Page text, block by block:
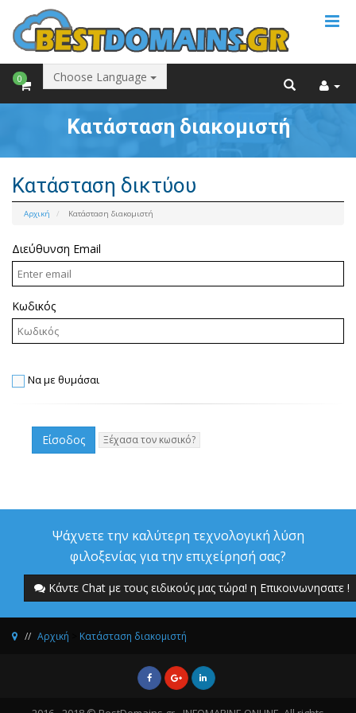
0 Choose Language
Κατάσταση διακομιστή
Κατάσταση δικτύου
Αρχική Κατάσταση διακομιστή
Διεύθυνση Email
Κωδικός
Να με θυμάσαι
Ξέχασα τον κωσικό?
Ψάχνετε την καλύτερη τεχνολογική λύση
φιλοξενίας για την επιχείρησή σας?
Κάντε Chat με τους ειδικούς μας τώρα! η Επικοινωνησατε !
Αρχική Κατάσταση διακομιστή